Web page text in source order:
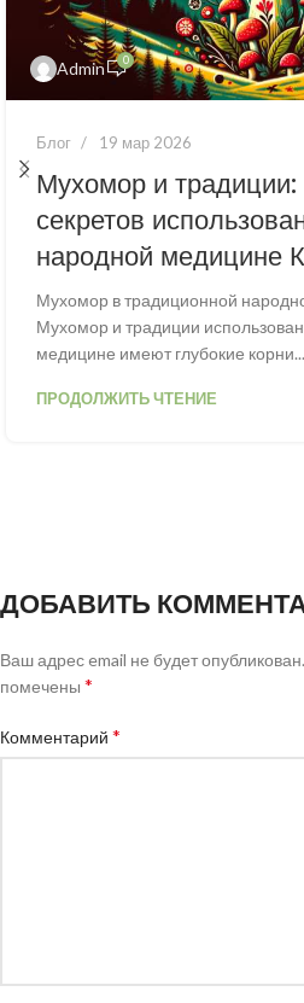
Admin 0
Блог 19 мар 2026
Мухомор и
секретов
народной медицине
Мухомор в традиционной
Мухомор и традиции
медицине имеют глубокие корни...
ПРОДОЛЖИТЬ ЧТЕНИЕ
ДОБАВИТЬ
Ваш адрес email не будет опубликован.
помечены *
Комментарий *